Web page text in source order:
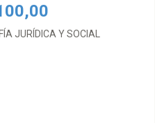
JURÍDICA Y SOCIAL